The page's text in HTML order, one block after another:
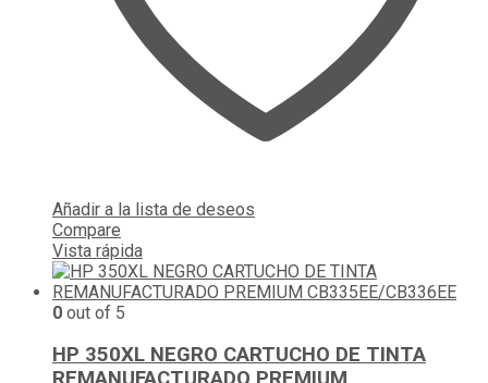
Añadir a la lista de deseos
Compare
Vista rápida
0 out of 5
HP 350XL NEGRO CARTUCHO DE TINTA